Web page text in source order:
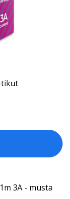
tikut
3A - musta